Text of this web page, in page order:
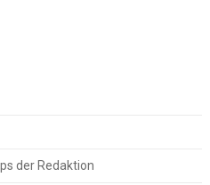
der Redaktion